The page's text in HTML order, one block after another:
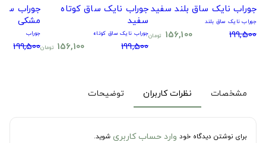
جوراب نایک ساق بلند سفید
جوراب نایک ساق بلند
199,500
156,100 تومان
جوراب نایک ساق کوتاه
سفید
جوراب نایک ساق کوتاه
199,500
156,100 تومان
جوراب
مشکی
جوراب
199,500
مشخصات نظرات کاربران توضیحات
برای نوشتن دیدگاه خود وارد حساب کاربری شوید.